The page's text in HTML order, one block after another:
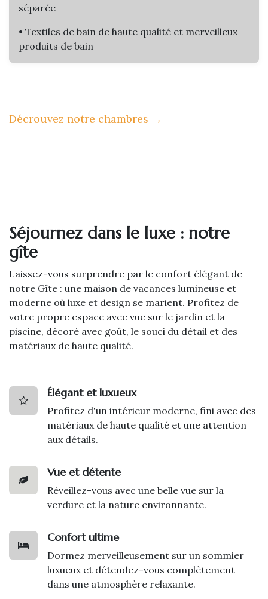
séparée
• Textiles de bain de haute qualité et merveilleux
produits de bain
Décrouvez notre chambres →
Séjournez dans le luxe : notre
gîte
Laissez-vous surprendre par le confort élégant de
notre Gîte : une maison de vacances lumineuse et
moderne où luxe et design se marient. Profitez de
votre propre espace avec vue sur le jardin et la
piscine, décoré avec goût, le souci du détail et des
matériaux de haute qualité.
Élégant et luxueux
Profitez d'un intérieur moderne, fini avec des
matériaux de haute qualité et une attention
aux détails.
Vue et détente
Réveillez-vous avec une belle vue sur la
verdure et la nature environnante.
Confort ultime
Dormez merveilleusement sur un sommier
luxueux et détendez-vous complètement
dans une atmosphère relaxante.